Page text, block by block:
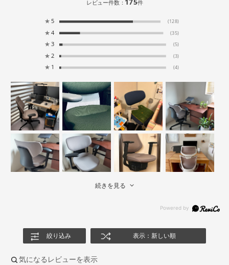
レビュー件数： 175件
★ 5 (128)
★ 4 (35)
★ 3 (5)
★ 2 (3)
★ 1 (4)
続きを見る
絞り込み 表示：新しい順
気になるレビューを表示